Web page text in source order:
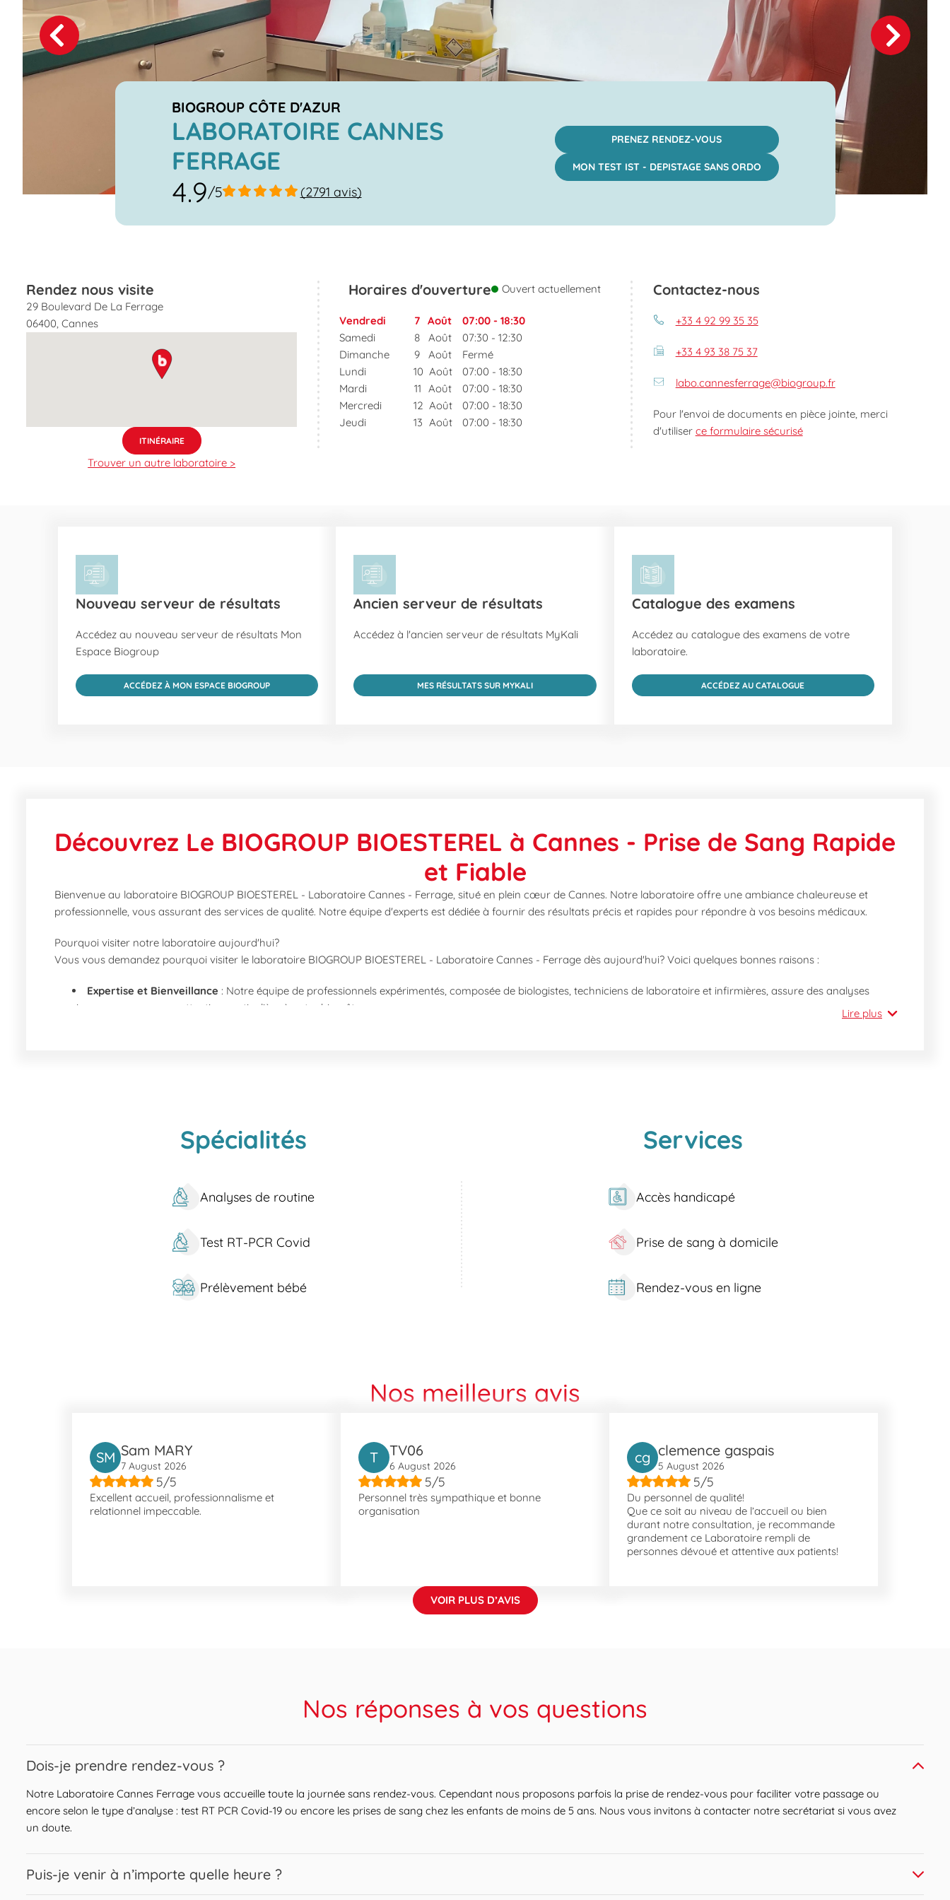
BIOGROUP CÔTE D'AZUR
LABORATOIRE CANNES
FERRAGE
4.9/5 (2791 avis)
PRENEZ RENDEZ-VOUS
MON TEST IST - DEPISTAGE SANS ORDO
Previous
Next
Rendez nous visite
29 Boulevard De La Ferrage
06400, Cannes
map pin
ITINÉRAIRE
Trouver un autre laboratoire >
Horaires d'ouverture Ouvert actuellement
Vendredi 7 Août 07:00 -18:30
Samedi
8 Août 07:30 -12:30
Dimanche
9 Août
Fermé
Lundi
10 Août 07:00 -18:30
Mardi
11 Août 07:00 -18:30
Mercredi
12 Août 07:00 -18:30
Jeudi
13 Août 07:00 -18:30
Contactez-nous
+33 4 92 99 35 35
+33 4 93 38 75 37
labo.cannesferrage@biogroup.fr
Pour l'envoi de documents en pièce jointe, merci
d'utiliser ce formulaire sécurisé
Nouveau serveur de résultats
Accédez au nouveau serveur de résultats Mon
Espace Biogroup
ACCÉDEZ À MON ESPACE BIOGROUP
Ancien serveur de résultats
Accédez à l'ancien serveur de résultats MyKali
MES RÉSULTATS SUR MYKALI
Catalogue des examens
Accédez au catalogue des examens de votre
laboratoire.
ACCÉDEZ AU CATALOGUE
Découvrez Le BIOGROUP BIOESTEREL à Cannes - Prise de Sang Rapide
et Fiable
Bienvenue au laboratoire BIOGROUP BIOESTEREL - Laboratoire Cannes - Ferrage, situé en plein cœur de Cannes. Notre laboratoire offre une ambiance chaleureuse et
professionnelle, vous assurant des services de qualité. Notre équipe d'experts est dédiée à fournir des résultats précis et rapides pour répondre à vos besoins médicaux.
Pourquoi visiter notre laboratoire aujourd'hui?
Vous vous demandez pourquoi visiter le laboratoire BIOGROUP BIOESTEREL - Laboratoire Cannes - Ferrage dès aujourd'hui? Voici quelques bonnes raisons :
Expertise et Bienveillance : Notre équipe de professionnels expérimentés, composée de biologistes, techniciens de laboratoire et infirmières, assure des analyses
rigoureuses avec une attention particulière à votre bien-être.
Prise de Sang et Prélevements
: Tests de Huhner, Test allergie alimentaire, test d’intolérance alimentaire et tests de diabète gestationnel.
Diagnostics de Santé Générale: Test HbA1c pour le diabète, dépistages divers (hématochromatose, etc.), et analyse de groupe sanguin.
Comment nous trouver à Cannes ?
Notre laboratoire est idéalement situé sur le boulevard de la Ferrage. Vous pouvez nous rejoindre facilement grâce aux transports en commun : la station 'La Ferrage' (Bus
662), 'Maintenon' (Bus 2, N2), 'Maréchal Joffre' (Bus 10, 22, City), 'Pont Carnot' (Bus 2, 6A, N2, 10, 22, 662, 832) et 'Les Allées' (Bus 10, 22, City) offrent plusieurs options
pratiques pour vous rendre chez nous. Nous sommes également à proximité immédiate du centre-ville et facilement accessibles depuis les principaux axes de Cannes.
Lire plus
Spécialités
Analyses de routine
Test RT-PCR Covid
Prélèvement bébé
Services
Accès handicapé
Prise de sang à domicile
Rendez-vous en ligne
Nos meilleurs avis
SM Sam MARY
7 August 2026
5/5
Excellent accueil, professionnalisme et
relationnel impeccable.
T TV06
6 August 2026
5/5
Personnel très sympathique et bonne
organisation
cg clemence gaspais
5 August 2026
5/5
Du personnel de qualité!
Que ce soit au niveau de l’accueil ou bien
durant notre consultation, je recommande
grandement ce Laboratoire rempli de
personnes dévoué et attentive aux patients!
VOIR PLUS D’AVIS
Nos réponses à vos questions
Dois-je prendre rendez-vous ?
Expand or collapse answer
Notre Laboratoire Cannes Ferrage vous accueille toute la journée sans rendez-vous. Cependant nous proposons parfois la prise de rendez-vous pour faciliter votre passage ou
encore selon le type d’analyse : test RT PCR Covid-19 ou encore les prises de sang chez les enfants de moins de 5 ans. Nous vous invitons à contacter notre secrétariat si vous avez
un doute.
Puis-je venir à n’importe quelle heure ?
Expand or collapse answer